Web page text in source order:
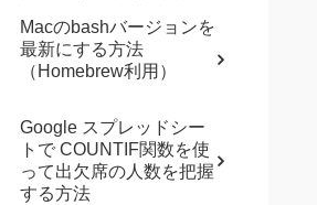
Macのbashバージョンを
最新にする方法
（Homebrew利用）
Google スプレッドシー
トで COUNTIF関数を使
って出欠席の人数を把握
する方法